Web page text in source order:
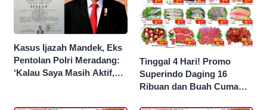
Kasus Ijazah Mandek, Eks
Pentolan Polri Meradang:
‘Kalau Saya Masih Aktif,
Tinggal 4 Hari! Promo
Superindo Daging 16
Ribuan dan Buah Cuma